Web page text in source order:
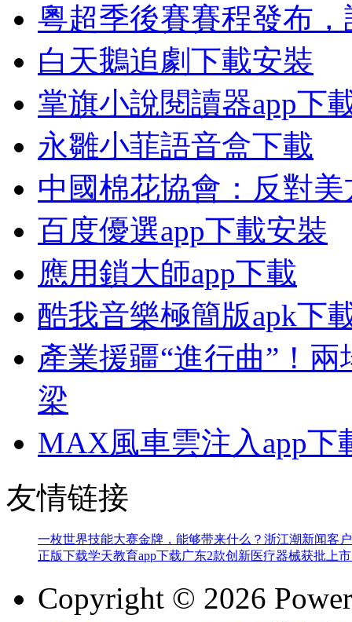
粵超季後賽賽程發布
白天鵝追劇下載安裝
掌旗小說閱讀器app下
永雛小菲語音盒下載
中國棉花協會：反對
百度優選app下載安裝
應用鎖大師app下載
酷我音樂極簡版apk下
產業援疆“進行曲”！
梁
MAX風車雲注入app下
友情链接
一枚世界技能大赛金牌，能够带来什么？ 浙江潮新闻客
正版下载学天教育app下载广东2款创新医疗器械获批上
Copyright © 2026